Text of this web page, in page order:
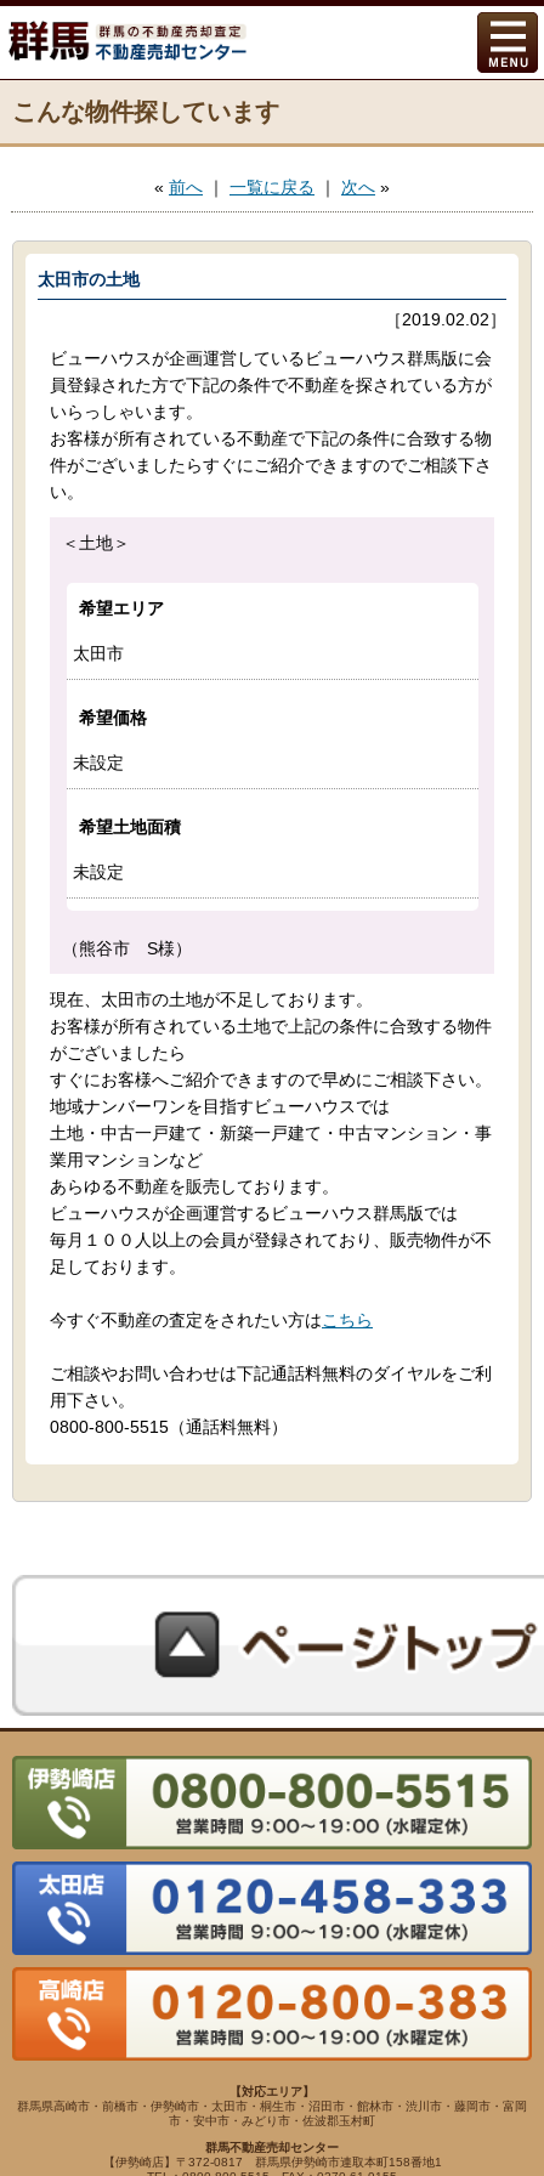
こんな物件探しています
« 前へ ｜ 一覧に戻る ｜ 次へ »
太田市の土地
［2019.02.02］
ビューハウスが企画運営しているビューハウス群馬版に会
員登録された方で下記の条件で不動産を探されている方が
いらっしゃいます。
お客様が所有されている不動産で下記の条件に合致する物
件がございましたらすぐにご紹介できますのでご相談下さ
い。
＜土地＞
希望エリア
太田市
希望価格
未設定
希望土地面積
未設定
（熊谷市 S様）
現在、太田市の土地が不足しております。
お客様が所有されている土地で上記の条件に合致する物件
がございましたら
すぐにお客様へご紹介できますので早めにご相談下さい。
地域ナンバーワンを目指すビューハウスでは
土地・中古一戸建て・新築一戸建て・中古マンション・事
業用マンションなど
あらゆる不動産を販売しております。
ビューハウスが企画運営するビューハウス群馬版では
毎月１００人以上の会員が登録されており、販売物件が不
足しております。
今すぐ不動産の査定をされたい方はこちら
ご相談やお問い合わせは下記通話料無料のダイヤルをご利
用下さい。
0800-800-5515（通話料無料）
【対応エリア】
群馬県高崎市・前橋市・伊勢崎市・太田市・桐生市・沼田市・館林市・渋川市・藤岡市・富岡
市・安中市・みどり市・佐波郡玉村町
群馬不動産売却センター
【伊勢崎店】〒372-0817 群馬県伊勢崎市連取本町158番地1